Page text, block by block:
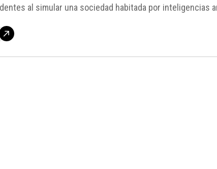
al simular una sociedad habitada por inteligencias